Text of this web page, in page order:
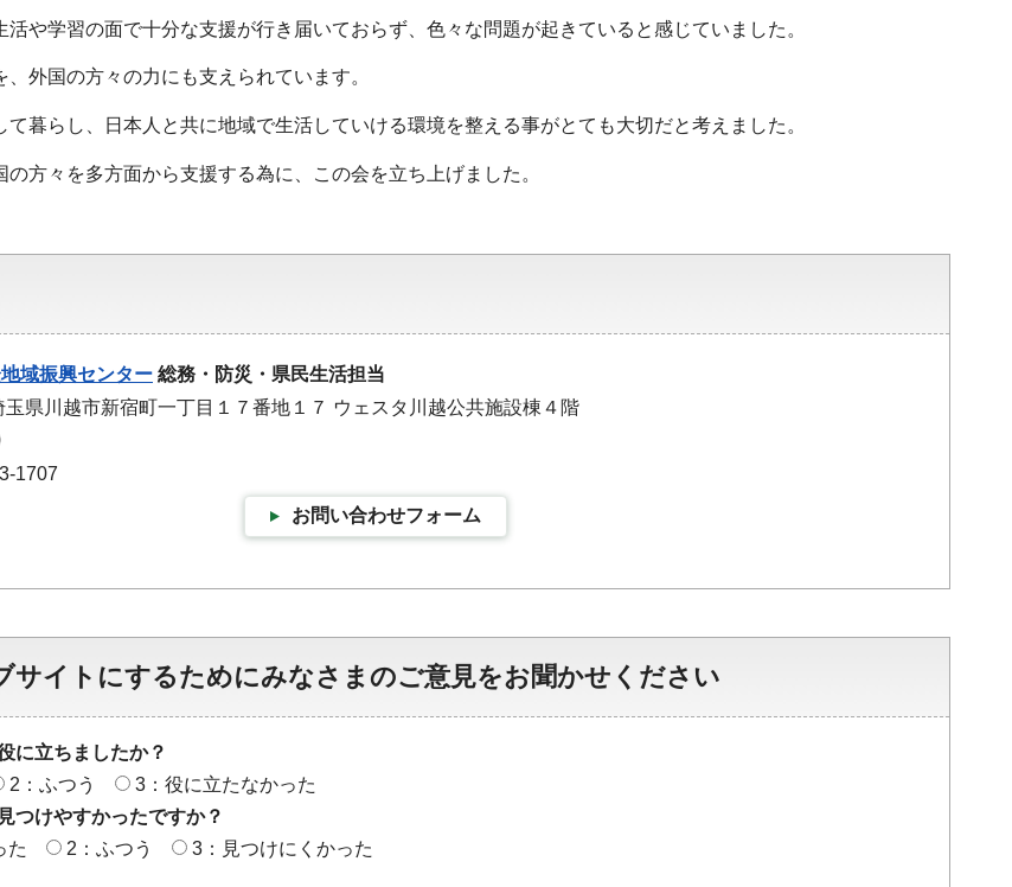
活や学習の面で十分な支援が行き届いておらず、色々な問題が起きていると感じていました。
、外国の方々の力にも支えられています。
て暮らし、日本人と共に地域で生活していける環境を整える事がとても大切だと考えました。
方々を多方面から支援する為に、この会を立ち上げました。
域振興センター 総務・防災・県民生活担当
県川越市新宿町一丁目１７番地１７ ウェスタ川越公共施設棟４階
1707
お問い合わせフォーム
サイトにするためにみなさまのご意見をお聞かせください
に立ちましたか？
2：ふつう
3：役に立たなかった
つけやすかったですか？
た
2：ふつう 3：見つけにくかった